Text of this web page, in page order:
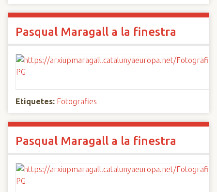
Pasqual Maragall a la finestra
Etiquetes: Fotografies
Pasqual Maragall a la finestra